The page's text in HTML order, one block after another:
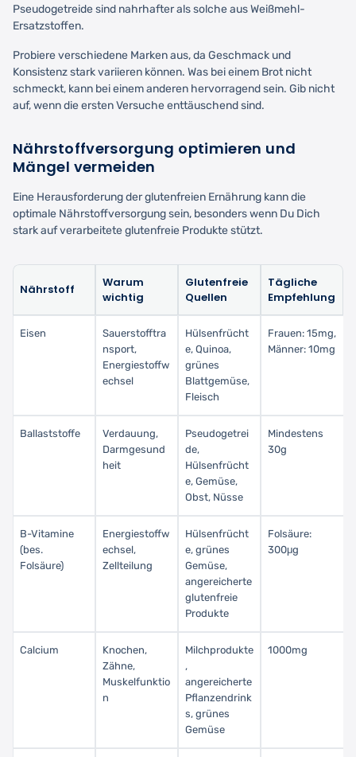
Pseudogetreide sind nahrhafter als solche aus Weißmehl-
Ersatzstoffen.
Probiere verschiedene Marken aus, da Geschmack und
Konsistenz stark variieren können. Was bei einem Brot nicht
schmeckt, kann bei einem anderen hervorragend sein. Gib nicht
auf, wenn die ersten Versuche enttäuschend sind.
Nährstoffversorgung optimieren und
Mängel vermeiden
Eine Herausforderung der glutenfreien Ernährung kann die
optimale Nährstoffversorgung sein, besonders wenn Du Dich
stark auf verarbeitete glutenfreie Produkte stützt.
Nährstoff
Warum
wichtig
Glutenfreie
Quellen
Tägliche
Empfehlung
Eisen
Sauerstofftra
nsport,
Energiestoffw
echsel
Hülsenfrücht
e, Quinoa,
grünes
Blattgemüse,
Fleisch
Frauen: 15mg,
Männer: 10mg
Ballaststoffe
Verdauung,
Darmgesund
heit
Pseudogetrei
de,
Hülsenfrücht
e, Gemüse,
Obst, Nüsse
Mindestens
30g
B-Vitamine
(bes.
Folsäure)
Energiestoffw
echsel,
Zellteilung
Hülsenfrücht
e, grünes
Gemüse,
angereicherte
glutenfreie
Produkte
Folsäure:
300μg
Calcium
Knochen,
Zähne,
Muskelfunktio
n
Milchprodukte
,
angereicherte
Pflanzendrink
s, grünes
Gemüse
1000mg